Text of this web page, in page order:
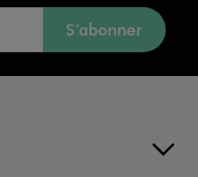
S’abonner